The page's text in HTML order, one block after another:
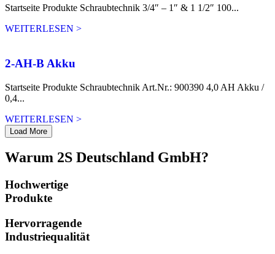
Startseite Produkte Schraubtechnik 3/4″ – 1″ & 1 1/2″ 100...
WEITERLESEN >
2-AH-B Akku
Startseite Produkte Schraubtechnik Art.Nr.: 900390 4,0 AH Akku /
0,4...
WEITERLESEN >
Load More
Warum 2S Deutschland GmbH?
Hochwertige
Produkte
Hervorragende
Industriequalität